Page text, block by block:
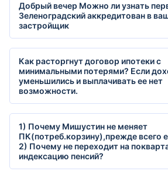
Добрый вечер Можно ли узнать
Зеленоградский аккредитован в
застройщик
Как расторгнут договор ипотеки с
минимальными потерями? Если
уменьшились и выплачивать ее нет
возможности.
1) Почему Мишустин не меняет
ПК(потреб.корзину),прежде всего
2) Почему не переходит на
индексацию пенсий?